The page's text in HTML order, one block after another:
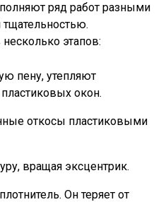
ряд работ разными
этапов:
пену, утепляют
окон.
откосы пластиковыми
вращая эксцентрик.
Он теряет от